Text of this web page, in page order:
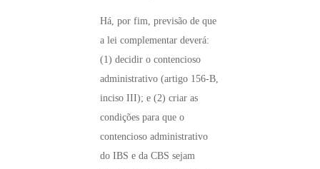
Há, por fim, previsão de que
a lei complementar deverá:
(1) decidir o contencioso
administrativo (artigo 156-B,
inciso III); e (2) criar as
condições para que o
contencioso administrativo
do IBS e da CBS sejam